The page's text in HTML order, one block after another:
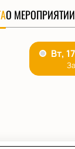
О МЕРОПРИЯТИИ